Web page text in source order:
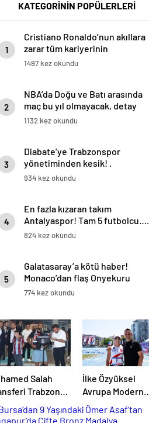
KATEGORİNİN POPÜLERLERİ
1
Cristiano Ronaldo’nun akıllara
zarar tüm kariyerinin
istatistiğini çıkardık !
1497 kez okundu
2
NBA’da Doğu ve Batı arasında
maç bu yıl olmayacak, detay
haberimizde.
1132 kez okundu
3
Diabate’ye Trabzonspor
yönetiminden kesik! .
934 kez okundu
4
En fazla kızaran takım
Antalyaspor! Tam 5 futbolcu….
824 kez okundu
5
Galatasaray’a kötü haber!
Monaco’dan flaş Onyekuru
kararı.
774 kez okundu
Salah
Trabzon
Basınında:
Kralı
İlke Özyüksel
Avrupa Modern
Pentatlon
Şampiyonası’nda